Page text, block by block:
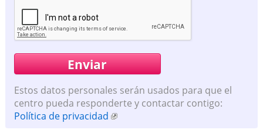
Estos datos personales serán usados para que el
centro pueda responderte y contactar contigo:
Política de privacidad